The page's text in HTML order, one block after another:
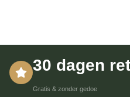
30 dagen
Gratis & zonder gedoe